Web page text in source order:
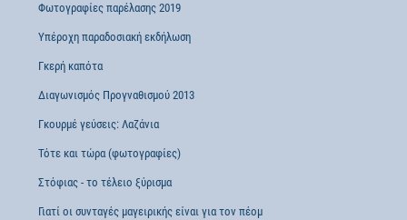
Φωτογραφίες παρέλασης 2019
Υπέροχη παραδοσιακή εκδήλωση
Γκερή καπότα
Διαγωνισμός Προγναθισμού 2013
Γκουρμέ γεύσεις: Λαζάνια
Τότε και τώρα (φωτογραφίες)
Στόφιας - το τέλειο ξύρισμα
Γιατί οι συνταγές μαγειρικής είναι για τον πέομ